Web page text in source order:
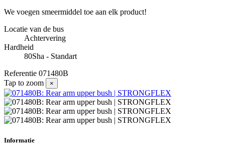
We voegen smeermiddel toe aan elk product!
Locatie van de bus
Achtervering
Hardheid
80Sha - Standart
Referentie 071480B
Tap to zoom
×
Informatie